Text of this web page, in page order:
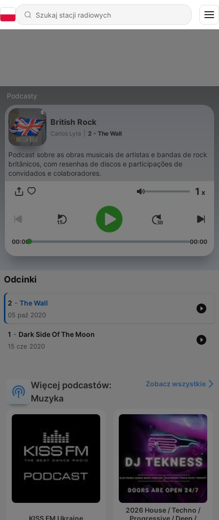
Podcasty
British Rock
Carlos Lyra 2 - The Wall
Podcast sobre as obras musicais de artistas e bandas de rock
britânicos, com resenhas de discos e participações de
convidados e colaboradores.
Głośność 1 x
00:00 00:00
Odcinki
2 - The Wall
05 paź 2020
1 - Dark Side Of The Moon
15 cze 2020
Więcej podcastów:
Muzyka
Zobacz wszystkie
2026 House / Techno /